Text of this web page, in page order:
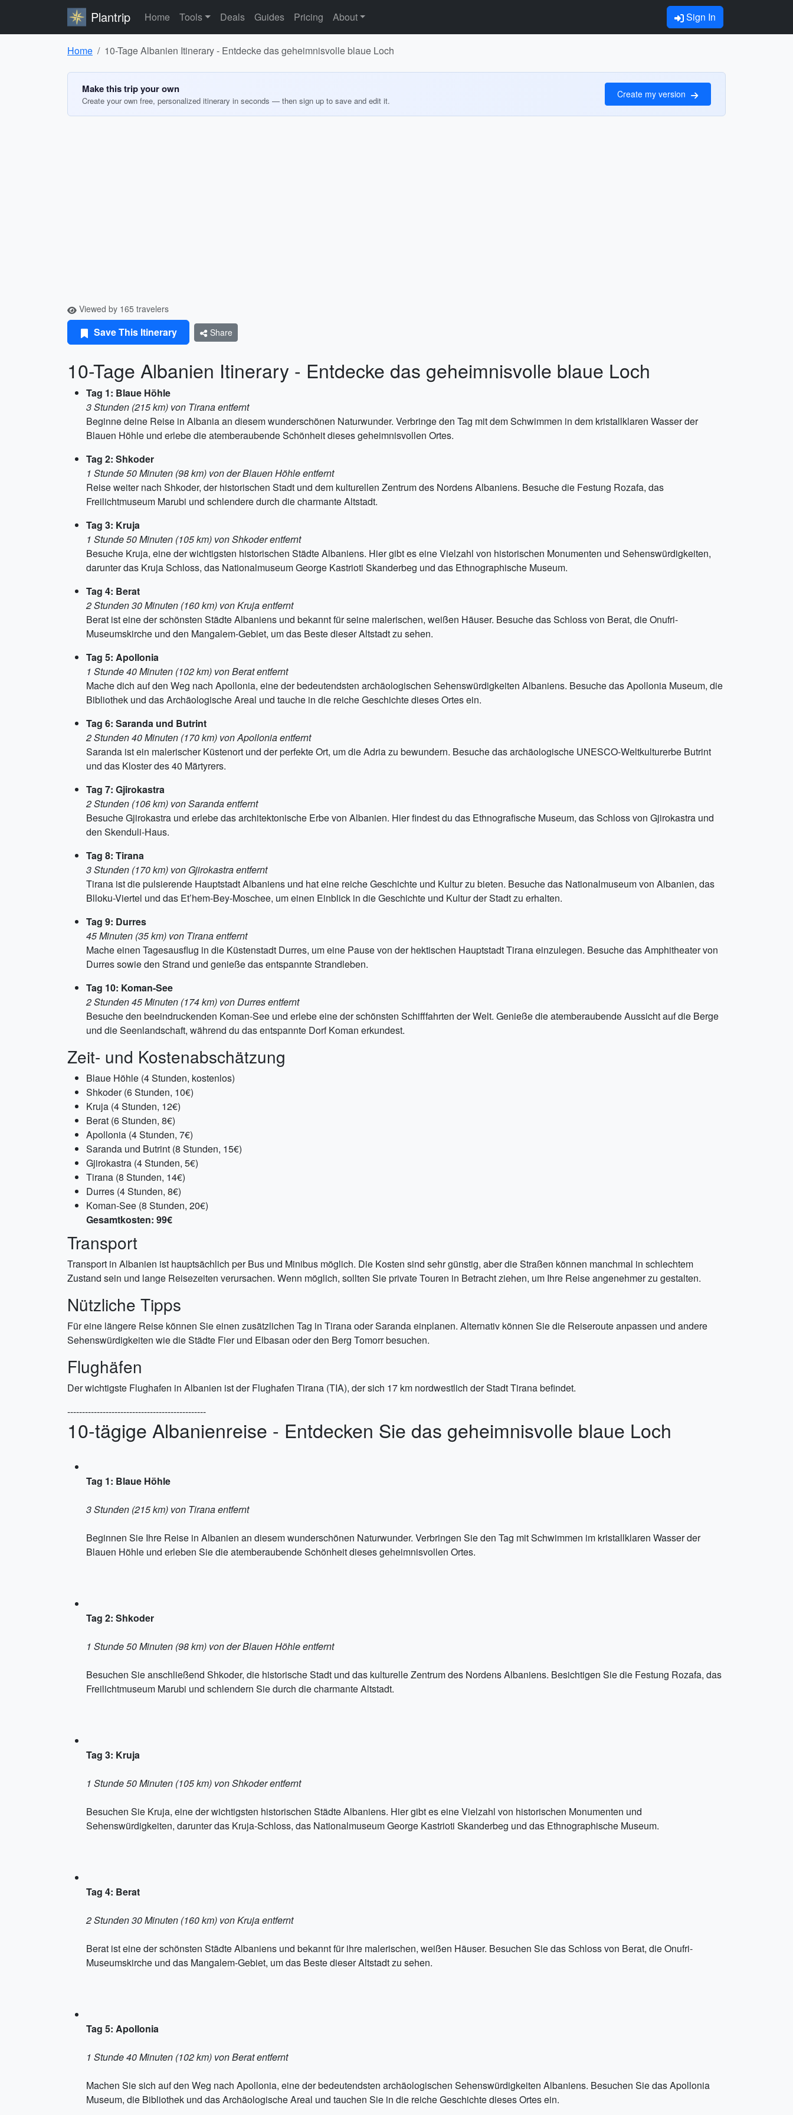
Plantrip Home Tools Deals Guides Pricing About Sign In
Home 10-Tage Albanien Itinerary - Entdecke das geheimnisvolle blaue Loch
Make this trip your own
Create your own free, personalized itinerary in seconds — then sign up to save and edit it.
Create my version
Viewed by 165 travelers
Save This Itinerary Share
10-Tage Albanien Itinerary - Entdecke das geheimnisvolle blaue Loch
Tag 1: Blaue Höhle
3 Stunden (215 km) von Tirana entfernt
Beginne deine Reise in Albania an diesem wunderschönen Naturwunder. Verbringe den Tag mit dem Schwimmen in dem kristallklaren Wasser der
Blauen Höhle und erlebe die atemberaubende Schönheit dieses geheimnisvollen Ortes.
Tag 2: Shkoder
1 Stunde 50 Minuten (98 km) von der Blauen Höhle entfernt
Reise weiter nach Shkoder, der historischen Stadt und dem kulturellen Zentrum des Nordens Albaniens. Besuche die Festung Rozafa, das
Freilichtmuseum Marubi und schlendere durch die charmante Altstadt.
Tag 3: Kruja
1 Stunde 50 Minuten (105 km) von Shkoder entfernt
Besuche Kruja, eine der wichtigsten historischen Städte Albaniens. Hier gibt es eine Vielzahl von historischen Monumenten und Sehenswürdigkeiten,
darunter das Kruja Schloss, das Nationalmuseum George Kastrioti Skanderbeg und das Ethnographische Museum.
Tag 4: Berat
2 Stunden 30 Minuten (160 km) von Kruja entfernt
Berat ist eine der schönsten Städte Albaniens und bekannt für seine malerischen, weißen Häuser. Besuche das Schloss von Berat, die Onufri-
Museumskirche und den Mangalem-Gebiet, um das Beste dieser Altstadt zu sehen.
Tag 5: Apollonia
1 Stunde 40 Minuten (102 km) von Berat entfernt
Mache dich auf den Weg nach Apollonia, eine der bedeutendsten archäologischen Sehenswürdigkeiten Albaniens. Besuche das Apollonia Museum, die
Bibliothek und das Archäologische Areal und tauche in die reiche Geschichte dieses Ortes ein.
Tag 6: Saranda und Butrint
2 Stunden 40 Minuten (170 km) von Apollonia entfernt
Saranda ist ein malerischer Küstenort und der perfekte Ort, um die Adria zu bewundern. Besuche das archäologische UNESCO-Weltkulturerbe Butrint
und das Kloster des 40 Märtyrers.
Tag 7: Gjirokastra
2 Stunden (106 km) von Saranda entfernt
Besuche Gjirokastra und erlebe das architektonische Erbe von Albanien. Hier findest du das Ethnografische Museum, das Schloss von Gjirokastra und
den Skenduli-Haus.
Tag 8: Tirana
3 Stunden (170 km) von Gjirokastra entfernt
Tirana ist die pulsierende Hauptstadt Albaniens und hat eine reiche Geschichte und Kultur zu bieten. Besuche das Nationalmuseum von Albanien, das
Blloku-Viertel und das Et’hem-Bey-Moschee, um einen Einblick in die Geschichte und Kultur der Stadt zu erhalten.
Tag 9: Durres
45 Minuten (35 km) von Tirana entfernt
Mache einen Tagesausflug in die Küstenstadt Durres, um eine Pause von der hektischen Hauptstadt Tirana einzulegen. Besuche das Amphitheater von
Durres sowie den Strand und genieße das entspannte Strandleben.
Tag 10: Koman-See
2 Stunden 45 Minuten (174 km) von Durres entfernt
Besuche den beeindruckenden Koman-See und erlebe eine der schönsten Schifffahrten der Welt. Genieße die atemberaubende Aussicht auf die Berge
und die Seenlandschaft, während du das entspannte Dorf Koman erkundest.
Zeit- und Kostenabschätzung
Blaue Höhle (4 Stunden, kostenlos)
Shkoder (6 Stunden, 10€)
Kruja (4 Stunden, 12€)
Berat (6 Stunden, 8€)
Apollonia (4 Stunden, 7€)
Saranda und Butrint (8 Stunden, 15€)
Gjirokastra (4 Stunden, 5€)
Tirana (8 Stunden, 14€)
Durres (4 Stunden, 8€)
Koman-See (8 Stunden, 20€)
Gesamtkosten: 99€
Transport
Transport in Albanien ist hauptsächlich per Bus und Minibus möglich. Die Kosten sind sehr günstig, aber die Straßen können manchmal in schlechtem
Zustand sein und lange Reisezeiten verursachen. Wenn möglich, sollten Sie private Touren in Betracht ziehen, um Ihre Reise angenehmer zu gestalten.
Nützliche Tipps
Für eine längere Reise können Sie einen zusätzlichen Tag in Tirana oder Saranda einplanen. Alternativ können Sie die Reiseroute anpassen und andere
Sehenswürdigkeiten wie die Städte Fier und Elbasan oder den Berg Tomorr besuchen.
Flughäfen
Der wichtigste Flughafen in Albanien ist der Flughafen Tirana (TIA), der sich 17 km nordwestlich der Stadt Tirana befindet.
-----------------------------------------------
10-tägige Albanienreise - Entdecken Sie das geheimnisvolle blaue Loch
Tag 1: Blaue Höhle
3 Stunden (215 km) von Tirana entfernt
Beginnen Sie Ihre Reise in Albanien an diesem wunderschönen Naturwunder. Verbringen Sie den Tag mit Schwimmen im kristallklaren Wasser der
Blauen Höhle und erleben Sie die atemberaubende Schönheit dieses geheimnisvollen Ortes.
Tag 2: Shkoder
1 Stunde 50 Minuten (98 km) von der Blauen Höhle entfernt
Besuchen Sie anschließend Shkoder, die historische Stadt und das kulturelle Zentrum des Nordens Albaniens. Besichtigen Sie die Festung Rozafa, das
Freilichtmuseum Marubi und schlendern Sie durch die charmante Altstadt.
Tag 3: Kruja
1 Stunde 50 Minuten (105 km) von Shkoder entfernt
Besuchen Sie Kruja, eine der wichtigsten historischen Städte Albaniens. Hier gibt es eine Vielzahl von historischen Monumenten und
Sehenswürdigkeiten, darunter das Kruja-Schloss, das Nationalmuseum George Kastrioti Skanderbeg und das Ethnographische Museum.
Tag 4: Berat
2 Stunden 30 Minuten (160 km) von Kruja entfernt
Berat ist eine der schönsten Städte Albaniens und bekannt für ihre malerischen, weißen Häuser. Besuchen Sie das Schloss von Berat, die Onufri-
Museumskirche und das Mangalem-Gebiet, um das Beste dieser Altstadt zu sehen.
Tag 5: Apollonia
1 Stunde 40 Minuten (102 km) von Berat entfernt
Machen Sie sich auf den Weg nach Apollonia, eine der bedeutendsten archäologischen Sehenswürdigkeiten Albaniens. Besuchen Sie das Apollonia
Museum, die Bibliothek und das Archäologische Areal und tauchen Sie in die reiche Geschichte dieses Ortes ein.